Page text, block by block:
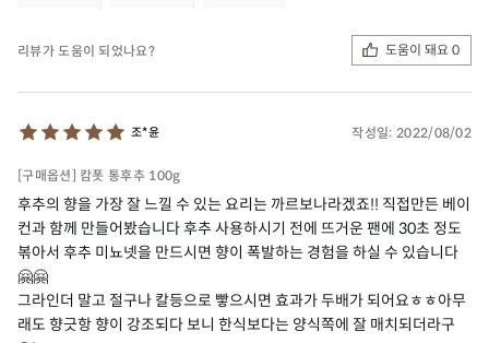
리뷰가 도움이 되었나요? 도움이 돼요 0
조*윤 작성일: 2022/08/02
[구매옵션] 캄폿 통후추 100g
후추의 향을 가장 잘 느낄 수 있는 요리는 까르보나라겠죠!! 직접만든 베이
컨과 함께 만들어봤습니다 후추 사용하시기 전에 뜨거운 팬에 30초 정도
볶아서 후추 미뇨넷을 만드시면 향이 폭발하는 경험을 하실 수 있습니다
🤗🤗
그라인더 말고 절구나 칼등으로 빻으시면 효과가 두배가 되어요ㅎㅎ아무
래도 향긋항 향이 강조되다 보니 한식보다는 양식쪽에 잘 매치되더라구